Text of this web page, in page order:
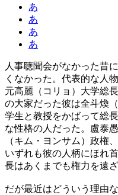
あ
あ
あ
あ
人事聴聞会がなかった昔
くなかった。代表的な人
元高麗（コリョ）大学総
の大家だった彼は全斗煥
学生と教授をかばって総
な性格の人だった。盧泰
（キム・ヨンサム）政権
いずれも彼の人柄にほれ
長はあくまでも権力を遠
だが最近はどういう理由